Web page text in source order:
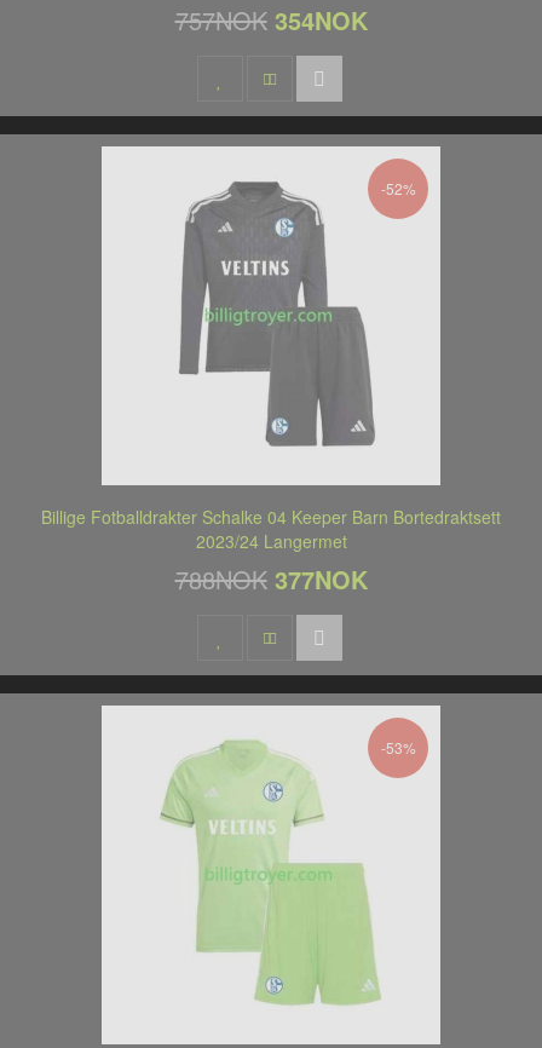
757NOK 354NOK
-52%
Billige Fotballdrakter Schalke 04 Keeper Barn Bortedraktsett
2023/24 Langermet
788NOK 377NOK
-53%